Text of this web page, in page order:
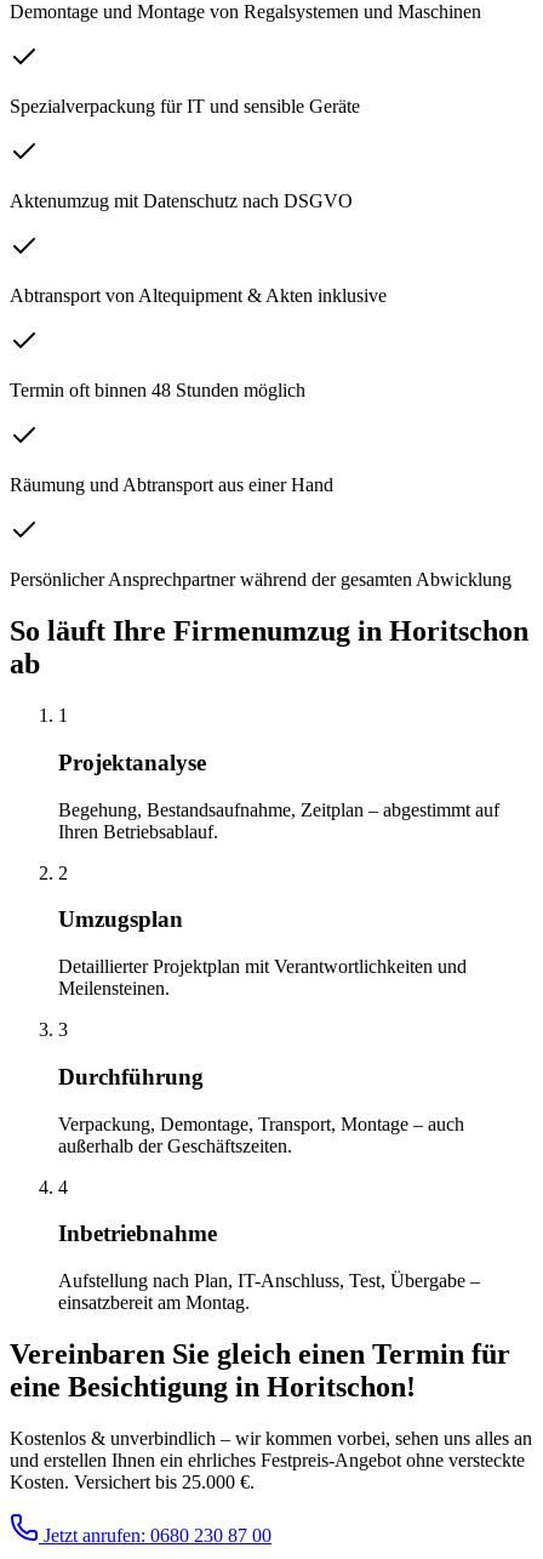
Demontage und Montage von Regalsystemen und Maschinen
Spezialverpackung für IT und sensible Geräte
Aktenumzug mit Datenschutz nach DSGVO
Abtransport von Altequipment & Akten inklusive
Termin oft binnen 48 Stunden möglich
Räumung und Abtransport aus einer Hand
Persönlicher Ansprechpartner während der gesamten Abwicklung
So läuft Ihre Firmenumzug in Horitschon
ab
1
Projektanalyse
Begehung, Bestandsaufnahme, Zeitplan – abgestimmt auf
Ihren Betriebsablauf.
2
Umzugsplan
Detaillierter Projektplan mit Verantwortlichkeiten und
Meilensteinen.
3
Durchführung
Verpackung, Demontage, Transport, Montage – auch
außerhalb der Geschäftszeiten.
4
Inbetriebnahme
Aufstellung nach Plan, IT-Anschluss, Test, Übergabe –
einsatzbereit am Montag.
Vereinbaren Sie gleich einen Termin für
eine Besichtigung in Horitschon!
Kostenlos & unverbindlich – wir kommen vorbei, sehen uns alles an
und erstellen Ihnen ein ehrliches Festpreis-Angebot ohne versteckte
Kosten. Versichert bis 25.000 €.
Jetzt anrufen: 0680 230 87 00